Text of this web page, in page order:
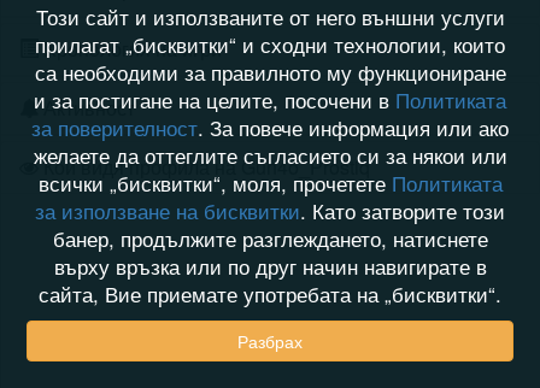
Хронология на игри
Активност
Кой видя профила на Gun4o_Prostiq
Този сайт и използваните от него външни услуги
прилагат „бисквитки“ и сходни технологии, които
са необходими за правилното му функциониране
и за постигане на целите, посочени в Политиката
за поверителност. За повече информация или ако
желаете да оттеглите съгласието си за някои или
всички „бисквитки“, моля, прочетете Политиката
за използване на бисквитки. Като затворите този
банер, продължите разглеждането, натиснете
върху връзка или по друг начин навигирате в
сайта, Вие приемате употребата на „бисквитки“.
Разбрах